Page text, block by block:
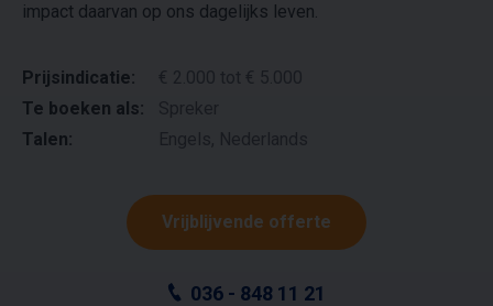
impact daarvan op ons dagelijks leven.
Prijsindicatie:
€ 2.000 tot € 5.000
Te boeken als:
Talen:
Vrijblijvende offerte
036 - 848 11 21